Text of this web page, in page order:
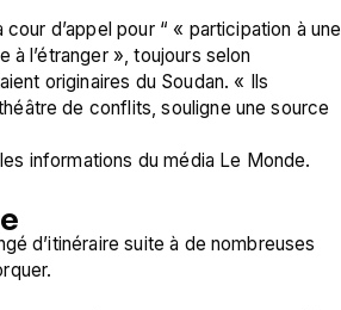
d’appel pour “ « participation à une
à l’étranger », toujours selon
originaires du Soudan. « Ils
de conflits, souligne une source
informations du média Le Monde.
d’itinéraire suite à de nombreuses